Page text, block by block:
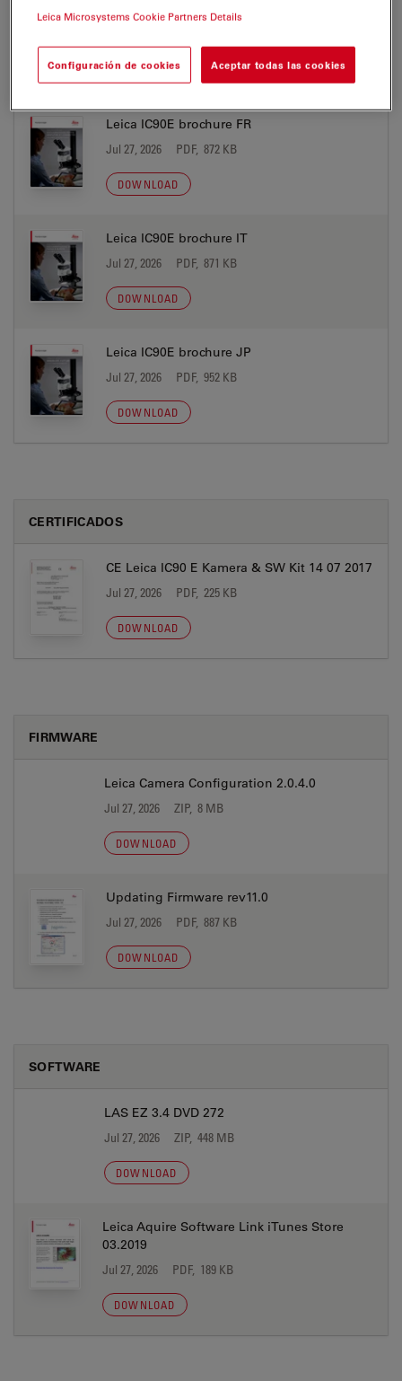
Leica IC90E brochure ES
DOWNLOAD
Leica IC90E brochure FR
Jul 27, 2026 PDF, 872 KB
DOWNLOAD
Leica IC90E brochure IT
Jul 27, 2026 PDF, 871 KB
DOWNLOAD
Leica IC90E brochure JP
Jul 27, 2026 PDF, 952 KB
DOWNLOAD
CERTIFICADOS
CE Leica IC90 E Kamera & SW Kit 14 07 2017
Jul 27, 2026 PDF, 225 KB
DOWNLOAD
FIRMWARE
Leica Camera Configuration 2.0.4.0
Jul 27, 2026 ZIP, 8 MB
DOWNLOAD
Updating Firmware rev11.0
Jul 27, 2026 PDF, 887 KB
DOWNLOAD
SOFTWARE
LAS EZ 3.4 DVD 272
Jul 27, 2026 ZIP, 448 MB
DOWNLOAD
Leica Aquire Software Link iTunes Store
03.2019
Jul 27, 2026 PDF, 189 KB
DOWNLOAD
Leica Microsystems Cookie Partners Details
Configuración de cookies Aceptar todas las cookies